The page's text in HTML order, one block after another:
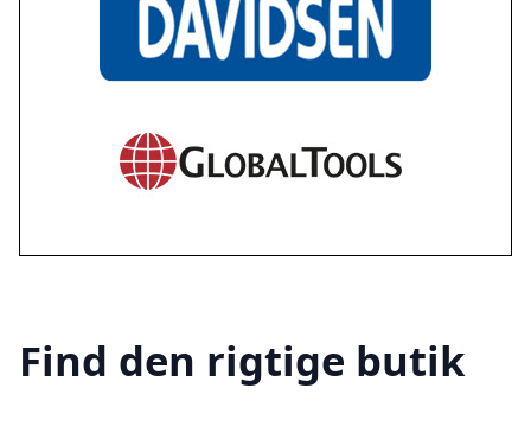
Find den rigtige butik